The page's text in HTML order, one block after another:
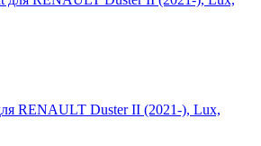
RENAULT Duster II (2021-), Lux,